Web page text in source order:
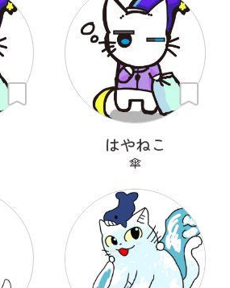
はやねこ
傘